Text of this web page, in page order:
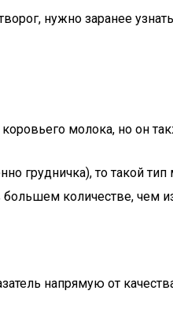
нужно заранее
молока, но он
грудничка), то такой
большем количестве, чем
напрямую от